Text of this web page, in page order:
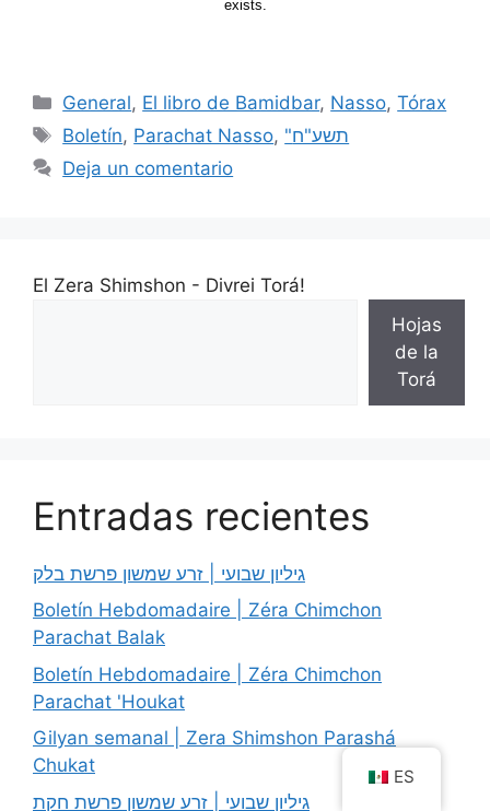
General, El libro de Bamidbar, Nasso,Tórax
Boletín, Parachat Nasso,
"תשע"ח
Deja un comentario
El Zera Shimshon - Divrei Torá!
Hojas
de la
Torá
Entradas recientes
גיליון שבועי | זרע שמשון פרשת בלק
Boletín Hebdomadaire | Zéra Chimchon
Parachat Balak
Boletín Hebdomadaire | Zéra Chimchon
Parachat 'Houkat
Gilyan semanal | Zera Shimshon Parashá
Chukat
גיליון שבועי | זרע שמשון פרשת חקת
ES